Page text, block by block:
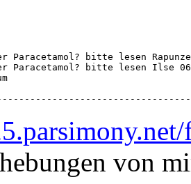
Paracetamol? bitte lesen
Paracetamol? bitte lesen Ilse
von